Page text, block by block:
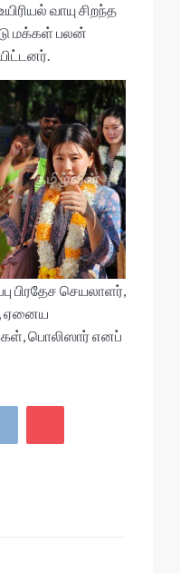
வாயு சிறந்த
மக்கள் பலன்
பிரதேச செயலாளர்,
ஏனைய
பொலிஸார் எனப்